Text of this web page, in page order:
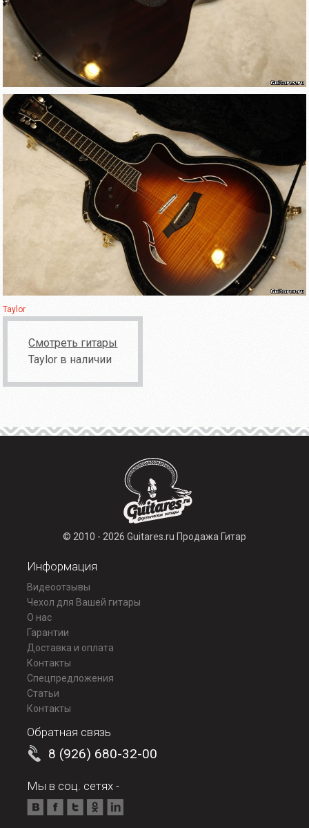
Taylor
Смотреть гитары
Taylor в наличии
© 2010 - 2026 Guitares.ru Продажа Гитар
Информация
Видеоотзывы
Чехол для Вашей гитары
О нас
Гарантии
Доставка и оплата
Контакты
Спецпредложения
Статьи
Контакты
Обратная связь
8 (926) 680-32-00
Мы в соц. сетях -